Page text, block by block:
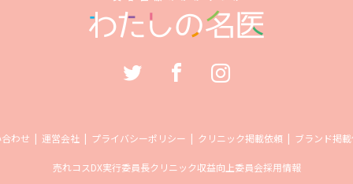
わせ 運営会社 プライバシーポリシー クリニック掲載依頼 ブランド掲
売れコスDX実行委員長クリニック収益向上委員会採用情報